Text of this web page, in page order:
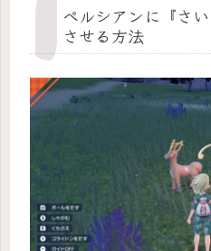
ペルシアンに『さ
させる方法